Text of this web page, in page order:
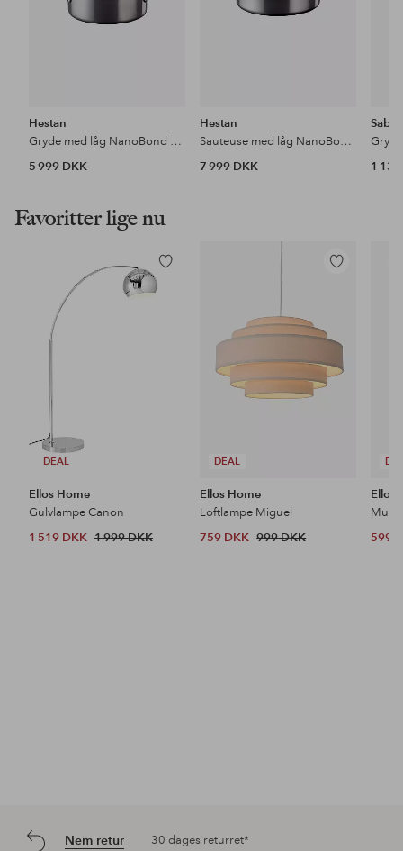
Hestan
Gryde med låg NanoBond Diameter 20 cm, 2,8 liter
5 999 DKK
Hestan
Sauteuse med låg NanoBond diameter 26 cm, 3,3 liter
7 999 DKK
Sabor
1
Favoritter lige nu
DEAL
Tilføj
til
Ellos Home
Gulvlampe Canon
1 519 DKK 1 999 DKK
DEAL
Tilføj
Ellos Home
Loftlampe Miguel
759 DKK 999 DKK
Ellos
599
Nem retur 30 dages returret*